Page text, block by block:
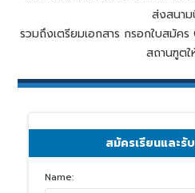
ส่งสนา
รวมถึงเตรียมเอกสาร กรอกใบสมัค
สถานฑูต
สมัครเรียนและรั
Name: